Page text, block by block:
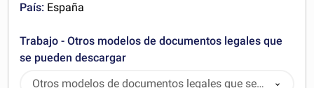
País: España
Trabajo - Otros modelos de documentos legales que
se pueden descargar
Otros modelos de documentos legales que se